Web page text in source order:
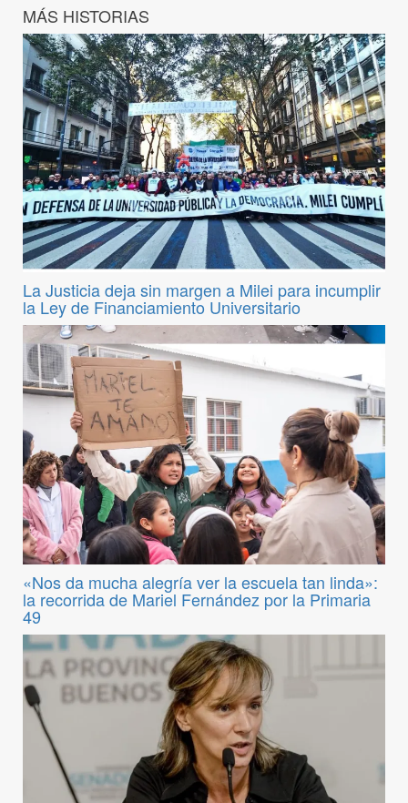
MÁS HISTORIAS
La Justicia deja sin margen a Milei para incumplir
la Ley de Financiamiento Universitario
«Nos da mucha alegría ver la escuela tan linda»:
la recorrida de Mariel Fernández por la Primaria
49